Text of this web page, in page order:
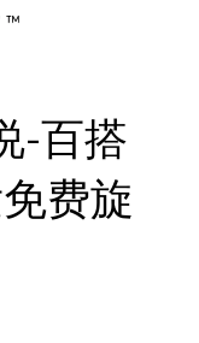
-百搭
费旋